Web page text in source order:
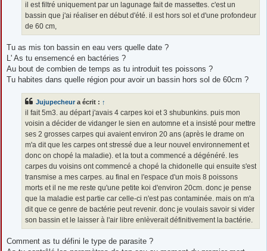
il est filtré uniquement par un lagunage fait de massettes. c'est un
bassin que j'ai réaliser en début d'été. il est hors sol et d'une profondeur
de 60 cm,
Tu as mis ton bassin en eau vers quelle date ?
L' As tu ensemencé en bactéries ?
Au bout de combien de temps as tu introduit tes poissons ?
Tu habites dans quelle région pour avoir un bassin hors sol de 60cm ?
Jujupecheur a écrit : ↑
il fait 5m3. au départ j'avais 4 carpes koi et 3 shubunkins. puis mon
voisin a décider de vidanger le sien en automne et a insisté pour mettre
ses 2 grosses carpes qui avaient environ 20 ans (après le drame on
m'a dit que les carpes ont stressé due a leur nouvel environnement et
donc on chopé la maladie). et la tout a commencé a dégénéré. les
carpes du voisins ont commencé a chopé la chidonelle qui ensuite s'est
transmise a mes carpes. au final en l'espace d'un mois 8 poissons
morts et il ne me reste qu'une petite koi d'environ 20cm. donc je pense
que la maladie est partie car celle-ci n'est pas contaminée. mais on m'a
dit que ce genre de bactérie peut revenir. donc je voulais savoir si vider
son bassin et le laisser à l'air libre enlèverait définitivement la bactérie.
Comment as tu défini le type de parasite ?